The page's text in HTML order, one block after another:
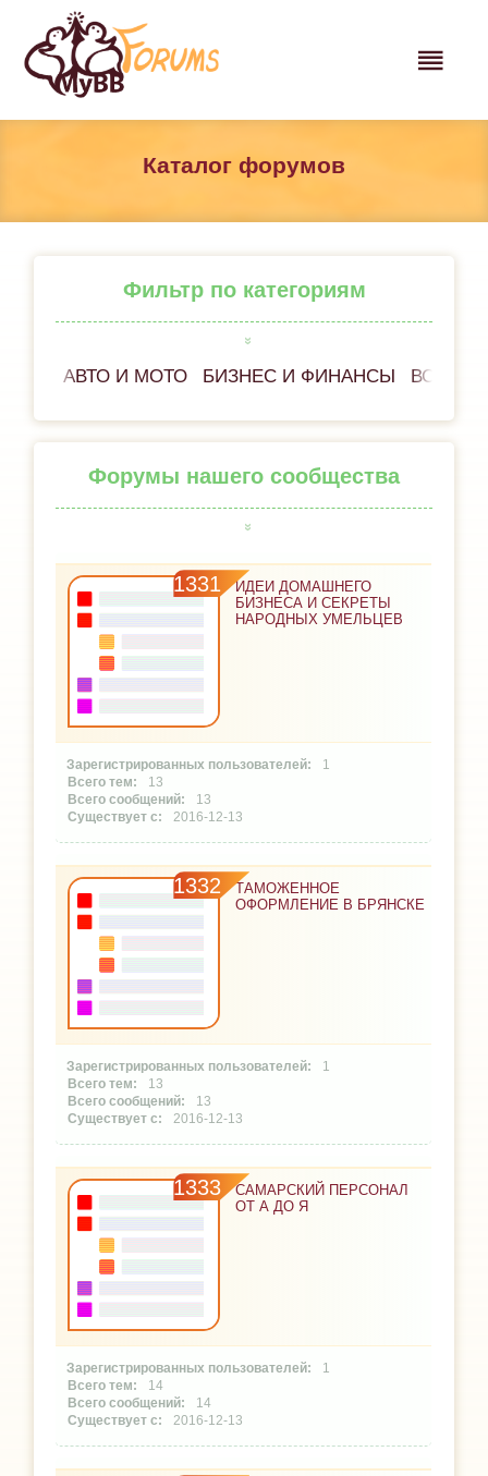
Каталог форумов
Фильтр по категориям
АВТО И МОТО БИЗНЕС И ФИНАНСЫ ВСЕ
Форумы нашего сообщества
1331
ИДЕИ ДОМАШНЕГО
БИЗНЕСА И СЕКРЕТЫ
НАРОДНЫХ УМЕЛЬЦЕВ
1
13
13
2016-12-13
1332
ТАМОЖЕННОЕ
ОФОРМЛЕНИЕ В БРЯНСКЕ
1
13
13
2016-12-13
1333
САМАРСКИЙ ПЕРСОНАЛ
ОТ А ДО Я
1
14
14
2016-12-13